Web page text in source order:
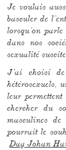
Je voulais
basculer de
lorsqu’on
dans nos
sexualité
J’ai choisi
hétérosexuels,
leur
chercher du
masculines
pourrait le
Dag Johan